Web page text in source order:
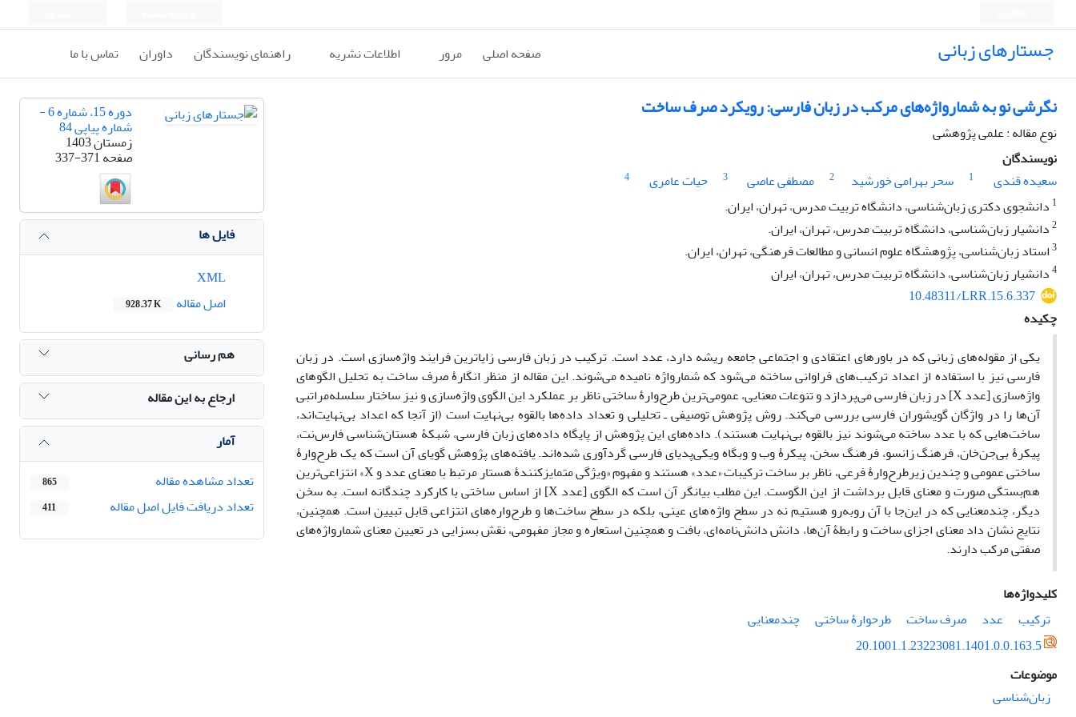
جستارهای زبانی صفحه اصلی مرور اطلاعات نشریه راهنمای نویسندگان داوران تماس با ما
نگرشی نو به شمارواژه‌های مرکب در زبان فارسی: رویکرد صرف ساخت
نوع مقاله : علمی پژوهشی
نویسندگان
سعیده قندی
1 سحر بهرامی خورشید 2 مصطفی عاصی 3 حیات عامری
4
1 دانشجوی دکتری زبان‌شناسی، دانشگاه تربیت مدرس، تهران، ایران.
2دانشیار زبان‌شناسی، دانشگاه تربیت مدرس، تهران، ایران.
3استاد زبان‌شناسی، پژوهشگاه علوم انسانی و مطالعات فرهنگی، تهران، ایران.
4دانشیار زبان‌شناسی، دانشگاه تربیت مدرس، تهران، ایران
10.48311/LRR.15.6.337
چکیده
یکی از مقوله‌های زبانی که در باورهای اعتقادی و اجتماعی جامعه ریشه دارد، عدد است. ترکیب در زبان فارسی زایاترین فرایند واژه‌سازی است. در زبان
فارسی نیز با استفاده از اعداد ترکیب‌های فراوانی ساخته می‌شود که شمارواژه نامیده می‌شوند. این مقاله از منظر انگارۀ صرف ساخت به تحلیل الگوهای
واژه‌سازی [عدد X] در زبان فارسی می‌پردازد و تنوعات معنایی، عمومی‌ترین طرح‌وارۀ ساختی ناظر بر عملکرد این الگوی واژه‌سازی و نیز ساختار سلسله‌مراتبی
آن‌ها را در واژگان گویشوران فارسی بررسی می‌کند. روش پژوهش توصیفی ـ ‌تحلیلی و تعداد داده‌ها بالقوه بی‌نهایت است (از آنجا که اعداد بی‌نهایت‌‌اند،
ساخت‌هایی که با عدد ساخته می‌شوند نیز بالقوه بی‌نهایت هستند). داده‌های این پژوهش از پایگاه داده‌های زبان فارسی، شبکۀ هستان‌شناسی فارس‌نت،
پیکرۀ بی‌جن‌خان، فرهنگ زانسو، فرهنگ سخن، پیکرۀ وب و وبگاه ویکی‌پدیای فارسی گردآوری شده‌اند. یافته‌های پژوهش گویای آن است که یک طرح‌وارۀ
ساختی عمومی و چندین زیرطرح‌وارۀ فرعی، ناظر بر ساخت ترکیبات «عدد» هستند و مفهوم «ویژگی متمایزکنندۀ هستار مرتبط با معنای عدد و X» انتزاعی‌ترین
هم‌بستگی صورت و معنای قابل برداشت از این الگوست. این مطلب بیانگر آن است که الگوی [عدد X] از اساس ساختی با کارکرد چندگانه است. به سخن
دیگر، چندمعنایی که در این‌جا با آن روبه‌رو هستیم نه در سطح واژه‌های عینی، بلکه در سطح ساخت‌ها و طرح‌واره‌های انتزاعی قابل تبیین است. همچنین،
نتایج نشان داد معنای اجزای ساخت و رابطۀ آن‌ها، دانش دانش‌نامه‌ای، بافت و همچنین استعاره و مجاز مفهومی، نقش بسزایی در تعیین معنای شمارواژه‌های
صفتی مرکب دارند.
کلیدواژه‌ها
ترکیب
عدد صرف ساخت طرحوارۀ ساختی
چندمعنایی
20.1001.1.23223081.1401.0.0.163.5
موضوعات
زبان‌شناسی
دوره 15، شماره 6 -
شماره پیاپی 84
زمستان 1403
صفحه337-371
فایل ها
اصل مقاله
928.37 K
هم رسانی
ارجاع به این مقاله
آمار
تعداد مشاهده مقاله
865
تعداد دریافت فایل اصل مقاله 411